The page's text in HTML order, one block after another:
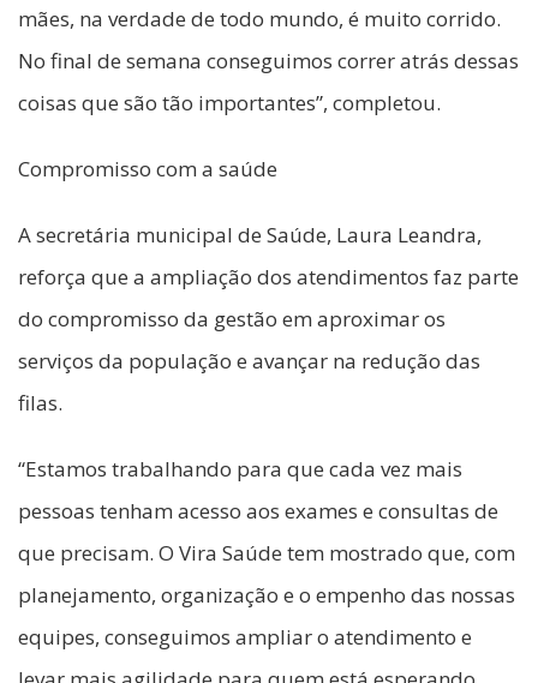
mães, na verdade de todo mundo, é muito corrido.
No final de semana conseguimos correr atrás dessas
coisas que são tão importantes”, completou.
Compromisso com a saúde
A secretária municipal de Saúde, Laura Leandra,
reforça que a ampliação dos atendimentos faz parte
do compromisso da gestão em aproximar os
serviços da população e avançar na redução das
filas.
“Estamos trabalhando para que cada vez mais
pessoas tenham acesso aos exames e consultas de
que precisam. O Vira Saúde tem mostrado que, com
planejamento, organização e o empenho das nossas
equipes, conseguimos ampliar o atendimento e